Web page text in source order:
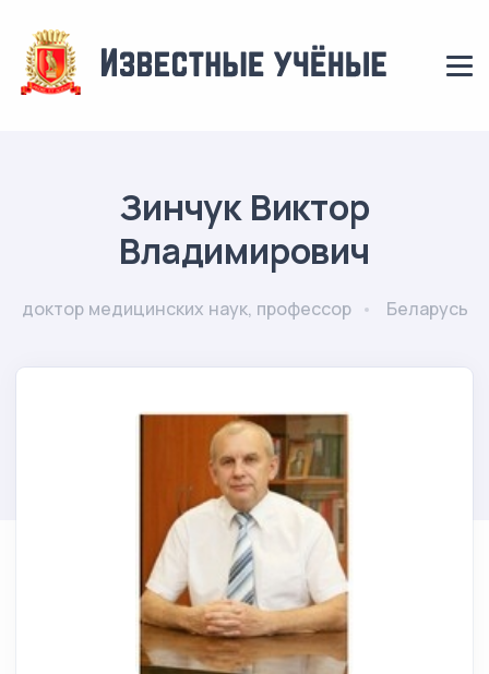
Зинчук Виктор
Владимирович
доктор медицинских наук, профессор Беларусь